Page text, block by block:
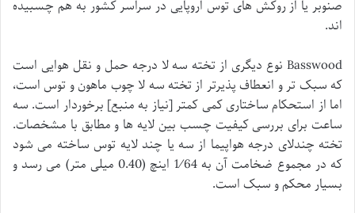
صنوبر یا از روکش های توس اروپایی در سراسر کشور به هم چسبیده
اند.
Basswood نوع دیگری از تخته سه لا درجه حمل و نقل هوایی است
که سبک تر و انعطاف پذیرتر از تخته سه لا چوب ماهون و توس است،
اما از استحکام ساختاری کمی کمتر [نیاز به منبع] برخوردار است. سه
ساعت برای بررسی کیفیت چسب بین لایه ها و مطابق با مشخصات.
تخته چندلای درجه هواپیما از سه یا چند لایه توس ساخته می شود
که در مجموع ضخامت آن به 1⁄64 اینچ (0.40 میلی متر) می رسد و
بسیار محکم و سبک است.